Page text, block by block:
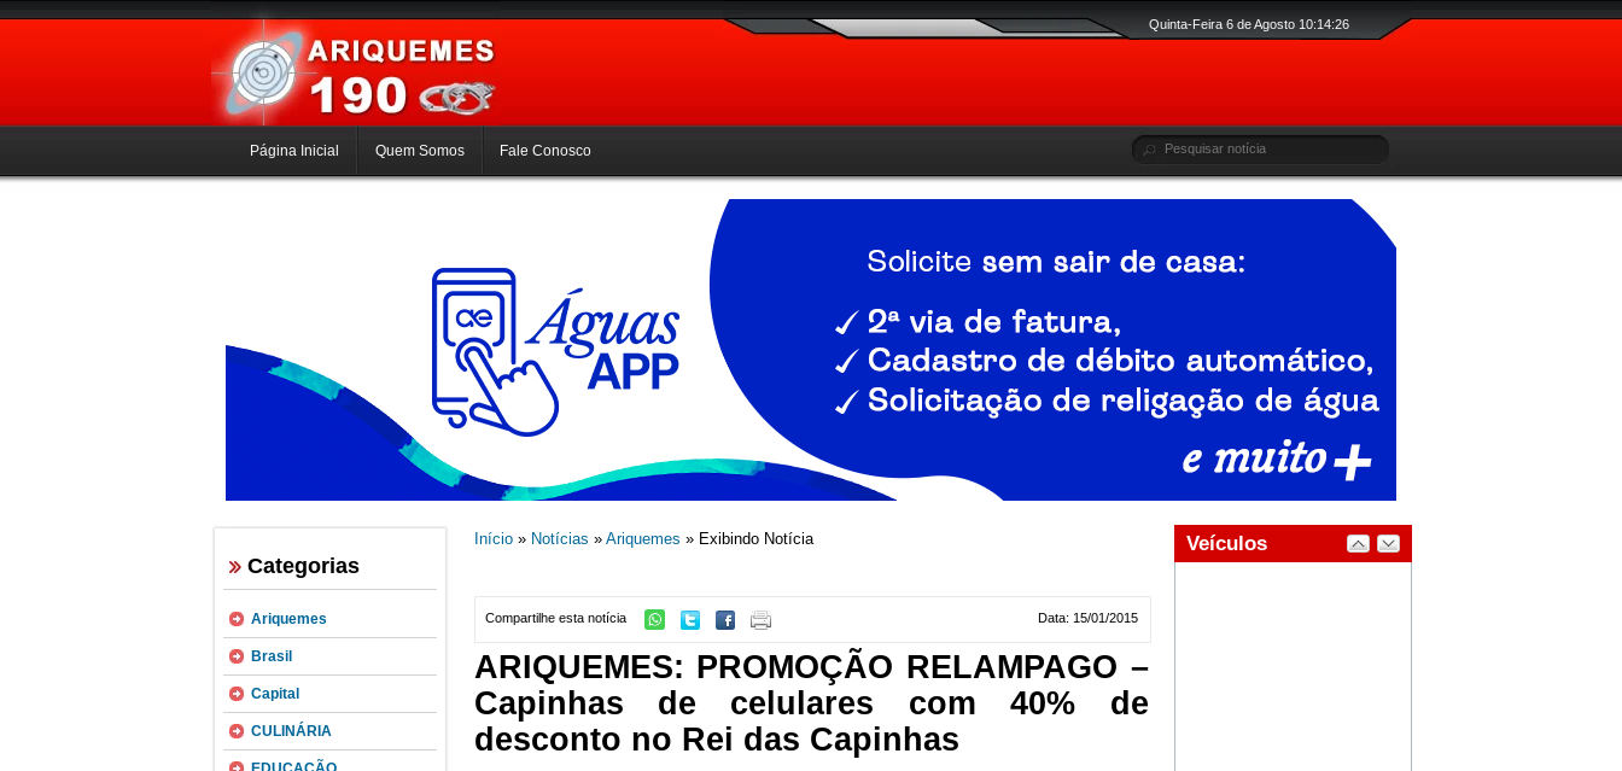
Quinta-Feira 6 de Agosto 10:14:28
Página Inicial Quem Somos Fale Conosco
Categorias
Ariquemes
Brasil
Capital
CULINÁRIA
Início» Notícias » Ariquemes » Exibindo Notícia
Data: 15/01/2015
Compartilhe esta notícia
ARIQUEMES: PROMOÇÃO RELAMPAGO –
Capinhas de celulares com 40% de
desconto no Rei das Capinhas